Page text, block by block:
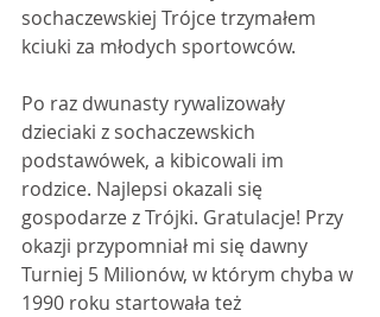
sochaczewskiej Trójce trzymałem
kciuki za młodych sportowców.
Po raz dwunasty rywalizowały
dzieciaki z sochaczewskich
podstawówek, a kibicowali im
rodzice. Najlepsi okazali się
gospodarze z Trójki. Gratulacje! Przy
okazji przypomniał mi się dawny
Turniej 5 Milionów, w którym chyba w
1990 roku startowała też